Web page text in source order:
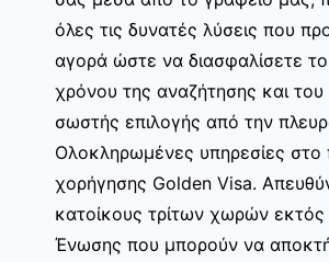
όλες τις δυνατές λύσεις που
αγορά ώστε να διασφαλίσετε
χρόνου της αναζήτησης και
σωστής επιλογής από την
Ολοκληρωμένες υπηρεσίες
χορήγησης Golden Visa.
κατοίκους τρίτων χωρών
Ένωσης που μπορούν να